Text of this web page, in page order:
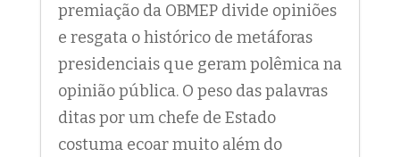
premiação da OBMEP divide opiniões
e resgata o histórico de metáforas
presidenciais que geram polêmica na
opinião pública. O peso das palavras
ditas por um chefe de Estado
costuma ecoar muito além do